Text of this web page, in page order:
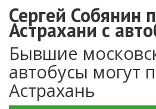
Сергей Собянин
Астрахани с
Бывшие
автобусы могут
Астрахань